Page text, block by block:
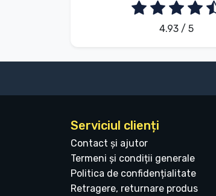
4.93 / 5
Serviciul clienți
Contact și ajutor
Termeni și condiții generale
Politica de confidențialitate
Retragere, returnare produs